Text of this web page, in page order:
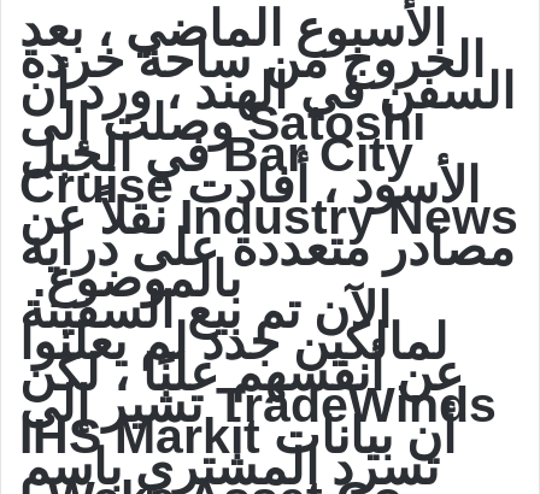
الأسبوع الماضي ، بعد
الخروج من ساحة خردة
السفن في الهند ، ورد أن
Satoshi وصلت إلى
Bar City في الجبل
الأسود ، أفادت Cruise
Industry News نقلاً عن
مصادر متعددة على دراية
بالموضوع.
الآن تم بيع السفينة
لمالكين جدد لم يعلنوا
عن أنفسهم علنًا ، لكن
TradeWinds تشير إلى
أن بيانات IHS Markit
تسرد المشتري باسم